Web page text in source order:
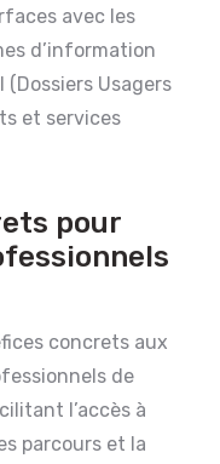
avec les
d’information
(Dossiers Usagers
et services
pour
concrets aux
de
l’accès à
parcours et la